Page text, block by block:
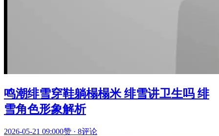
鸣潮绯雪穿鞋躺榻榻米 绯雪讲卫生吗 绯
雪角色形象解析
2026-05-21 09:000赞 · 8评论